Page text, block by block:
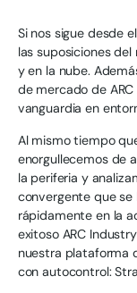
Si nos sigue desde
las suposiciones
y en la nube.
de mercado de
vanguardia en
Al mismo tiempo
enorgullecemos de
la periferia y
convergente que se
rápidamente en la
exitoso ARC
nuestra plataforma
con autocontrol: